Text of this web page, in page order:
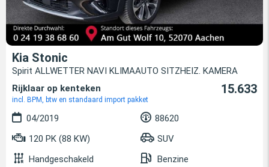
Kia Stonic
Spirit ALLWETTER NAVI KLIMAAUTO SITZHEIZ. KAMERA
Rijklaar op kenteken
incl. BPM, btw en standaard import pakket
15.633
04/2019
88620
120 PK (88 KW)
SUV
Handgeschakeld
Benzine